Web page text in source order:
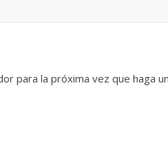
para la próxima vez que haga